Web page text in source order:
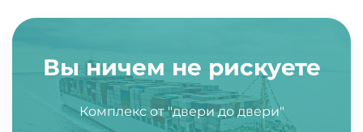
Вы ничем не рискуете
Комплекс от "двери до двери"